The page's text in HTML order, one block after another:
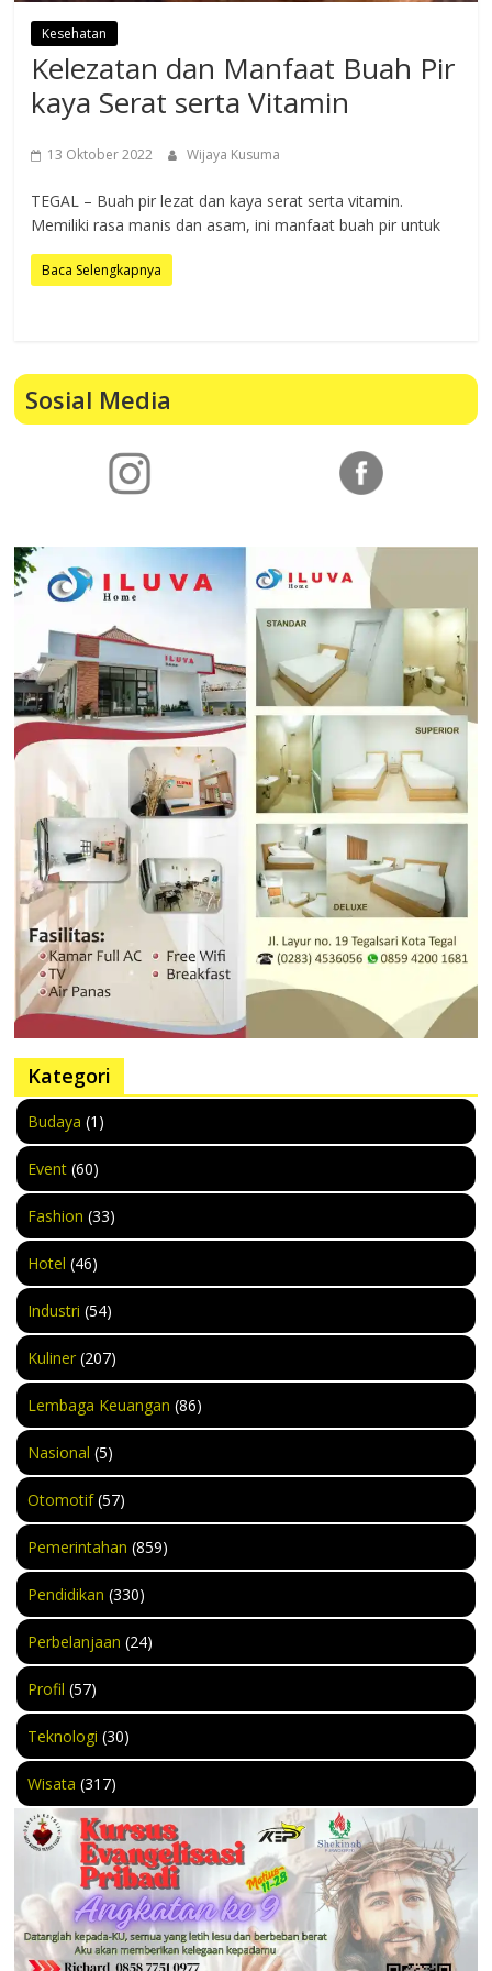
Kesehatan
Kelezatan dan Manfaat Buah Pir
kaya Serat serta Vitamin
13 Oktober 2022 Wijaya Kusuma
TEGAL – Buah pir lezat dan kaya serat serta vitamin.
Memiliki rasa manis dan asam, ini manfaat buah pir untuk
Baca Selengkapnya
Sosial Media
Kategori
Budaya (1)
Event (60)
Fashion (33)
Hotel (46)
Industri (54)
Kuliner (207)
Lembaga Keuangan (86)
Nasional (5)
Otomotif(57)
Pemerintahan (859)
Pendidikan (330)
Perbelanjaan (24)
Profil (57)
Teknologi (30)
Wisata (317)